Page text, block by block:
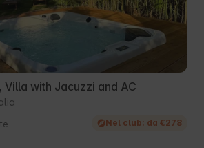
with Jacuzzi and AC
Nel club: da €278